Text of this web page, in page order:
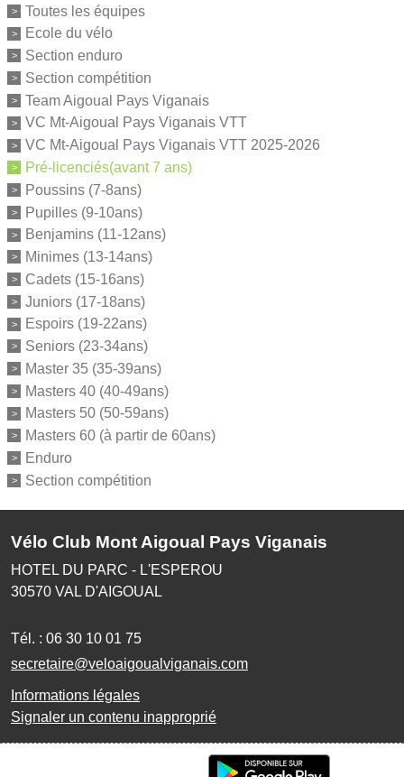
Toutes les équipes
Ecole du vélo
Section enduro
Section compétition
Team Aigoual Pays Viganais
VC Mt-Aigoual Pays Viganais VTT
VC Mt-Aigoual Pays Viganais VTT 2025-2026
Pré-licenciés(avant 7 ans)
Poussins (7-8ans)
Pupilles (9-10ans)
Benjamins (11-12ans)
Minimes (13-14ans)
Cadets (15-16ans)
Juniors (17-18ans)
Espoirs (19-22ans)
Seniors (23-34ans)
Master 35 (35-39ans)
Masters 40 (40-49ans)
Masters 50 (50-59ans)
Masters 60 (à partir de 60ans)
Enduro
Section compétition
Vélo Club Mont Aigoual Pays Viganais
HOTEL DU PARC - L'ESPEROU
30570 VAL D'AIGOUAL
Tél. : 06 30 10 01 75
secretaire@veloaigoualviganais.com
Informations légales
Signaler un contenu inapproprié